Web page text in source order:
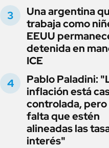
Una argentina
trabaja como
EEUU
detenida en
ICE
Pablo Paladini:
inflación está
controlada, pero
falta que estén
alineadas las
interés"